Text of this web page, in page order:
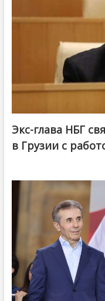
Экс-глава НБГ
в Грузии с